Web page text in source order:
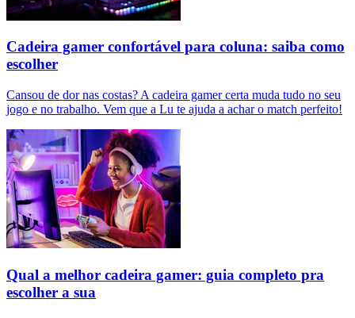
Cadeira gamer confortável para coluna: saiba como
escolher
Cansou de dor nas costas? A cadeira gamer certa muda tudo no seu
jogo e no trabalho. Vem que a Lu te ajuda a achar o match perfeito!
Qual a melhor cadeira gamer: guia completo pra
escolher a sua